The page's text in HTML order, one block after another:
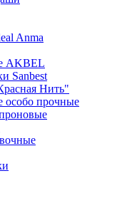
Anma
AKBEL
Sanbest
Нить"
особо прочные